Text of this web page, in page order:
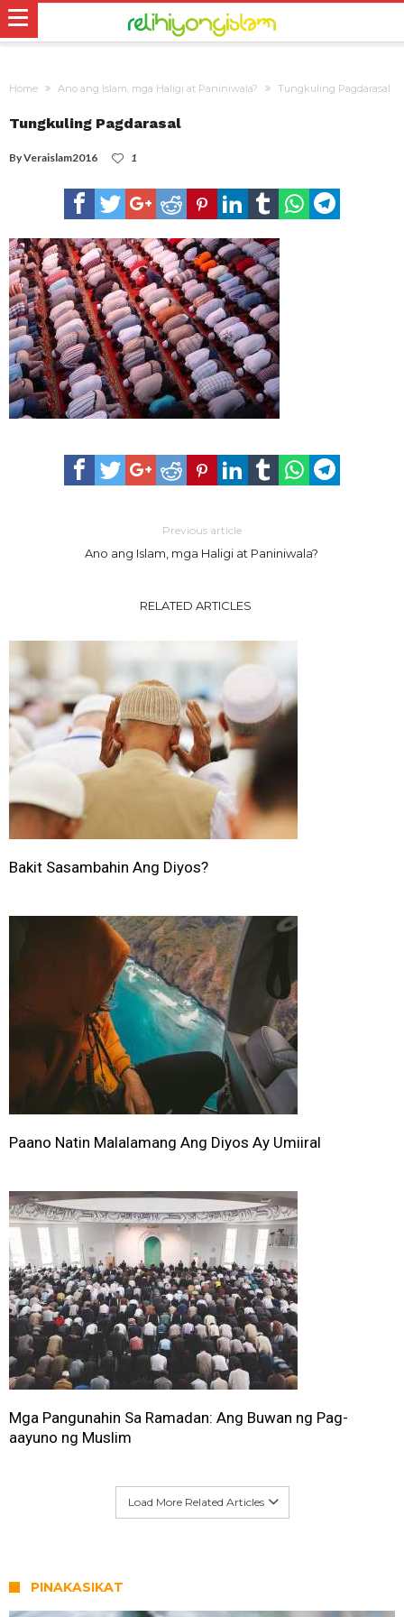
Home Ano ang Islam, mga Haligi at Paniniwala? Tungkuling Pagdarasal
Tungkuling Pagdarasal
ByVeraislam2016 1
Previous article
Ano ang Islam, mga Haligi at Paniniwala?
RELATED ARTICLES
Bakit Sasambahin Ang Diyos?
Paano Natin Malalamang Ang Diyos Ay Umiiral
Mga Pangunahin Sa Ramadan: Ang Buwan ng Pag-
aayuno ng Muslim
Load More Related Articles
PINAKASIKAT